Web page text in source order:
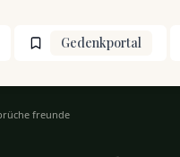
Gedenkportal
freunde